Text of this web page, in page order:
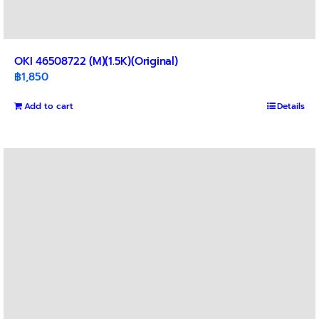
OKI 46508722 (M)(1.5K)(Original)
฿1,850
Add to cart Details